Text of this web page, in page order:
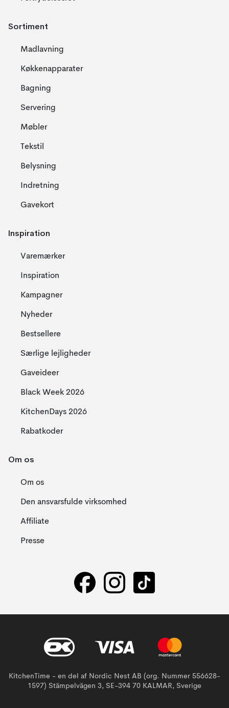
Sortiment
Madlavning
Køkkenapparater
Bagning
Servering
Møbler
Tekstil
Belysning
Indretning
Gavekort
Inspiration
Varemærker
Inspiration
Kampagner
Nyheder
Bestsellere
Særlige lejligheder
Gaveideer
Black Week 2026
KitchenDays 2026
Rabatkoder
Om os
Om os
Den ansvarsfulde virksomhed
Affiliate
Presse
KitchenTime - en del af Nordic Nest AB (org. Nummer 556628-
1597) Stämpelvägen 3, SE-394 70 KALMAR, Sverige